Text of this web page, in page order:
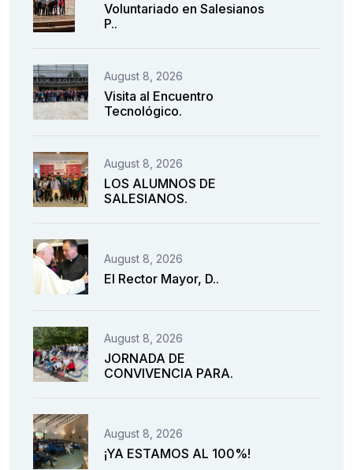
Voluntariado en Salesianos
P..
August 8, 2026
Visita al Encuentro
Tecnológico.
August 8, 2026
LOS ALUMNOS DE
SALESIANOS.
August 8, 2026
El Rector Mayor, D..
August 8, 2026
JORNADA DE
CONVIVENCIA PARA.
August 8, 2026
¡YA ESTAMOS AL 100%!